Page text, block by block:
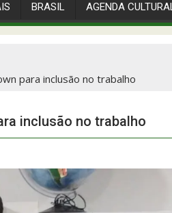
BRASIL AGENDA
para inclusão no trabalho
inclusão no trabalho